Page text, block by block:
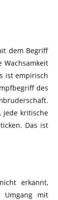
dem Begriff
Wachsamkeit
ist empirisch
des
jede kritische
Das ist
erkannt,
mit